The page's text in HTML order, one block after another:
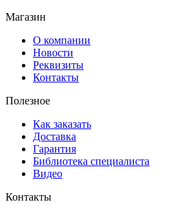
Магазин
О компании
Новости
Реквизиты
Контакты
Полезное
Как заказать
Доставка
Гарантия
Библиотека специалиста
Видео
Контакты